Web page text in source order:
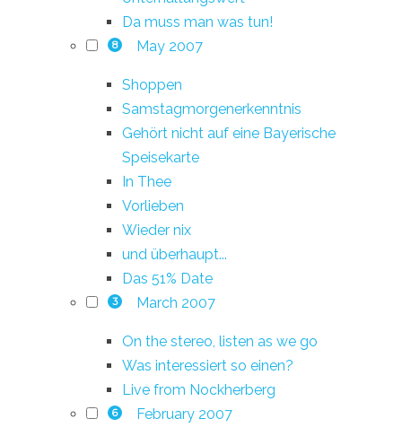
Da muss man was tun!
8 May 2007
Shoppen
Samstagmorgenerkenntnis
Gehört nicht auf eine Bayerische
Speisekarte
In Thee
Vorlieben
Wieder nix
und überhaupt...
Das 51% Date
3 March 2007
On the stereo, listen as we go
Was interessiert so einen?
Live from Nockherberg
6 February 2007